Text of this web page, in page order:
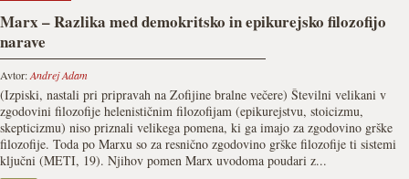
Marx – Razlika med demokritsko in epikurejsko filozofijo
narave
Avtor:Andrej Adam
(Izpiski, nastali pri pripravah na Zofijine bralne večere) Številni velikani v
zgodovini filozofije helenističnim filozofijam (epikurejstvu, stoicizmu,
skepticizmu) niso priznali velikega pomena, ki ga imajo za zgodovino grške
filozofije. Toda po Marxu so za resnično zgodovino grške filozofije ti sistemi
ključni (METI, 19). Njihov pomen Marx uvodoma poudari z...